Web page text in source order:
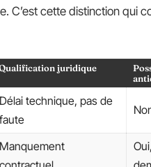
C’est cette distinction qui
juridique
Délai technique, pas de
faute
Manquement